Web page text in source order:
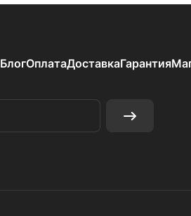
БлогОплатаДоставкаГарантия